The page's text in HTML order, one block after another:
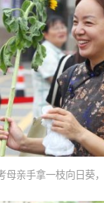
母亲手拿一枝向日葵